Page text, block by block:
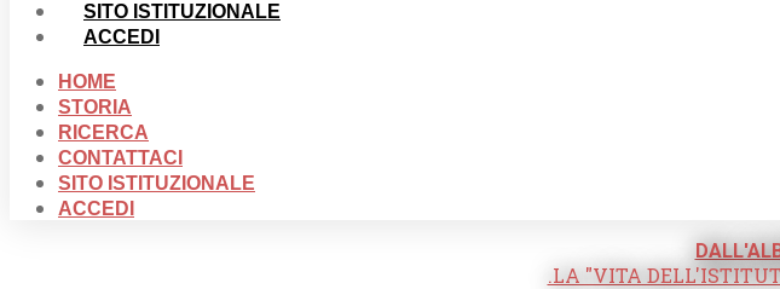
SITO ISTITUZIONALE
ACCEDI
HOME
STORIA
RICERCA
CONTATTACI
SITO ISTITUZIONALE
ACCEDI
.LA "VITA